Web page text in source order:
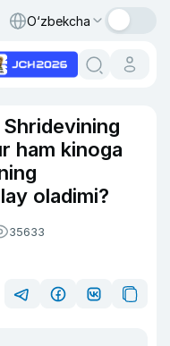
O‘zbekcha
ham kinoga
oladimi?
35633